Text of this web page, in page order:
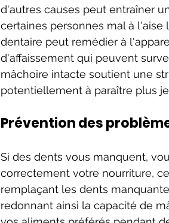
d'autres causes peut entraîner
certaines personnes mal à
dentaire peut remédier à
d'affaissement qui peuvent
mâchoire intacte soutient une
potentiellement à paraître plus
Prévention des
Si des dents vous manquent,
correctement votre nourriture,
remplaçant les dents
redonnant ainsi la capacité de